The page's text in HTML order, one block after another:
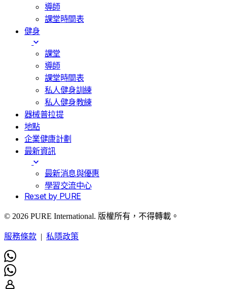
導師
課堂時間表
健身
課堂
導師
課堂時間表
私人健身訓練
私人健身教練
器械普拉提
地點
企業健康計劃
最新資訊
最新消息與優惠
學習交流中心
Re:set by PURE
© 2026 PURE International. 版權所有，不得轉載。
服務條款 | 私隱政策